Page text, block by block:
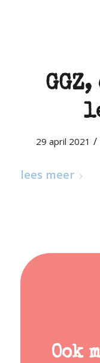
29 april 2021 /
lees meer
Ook